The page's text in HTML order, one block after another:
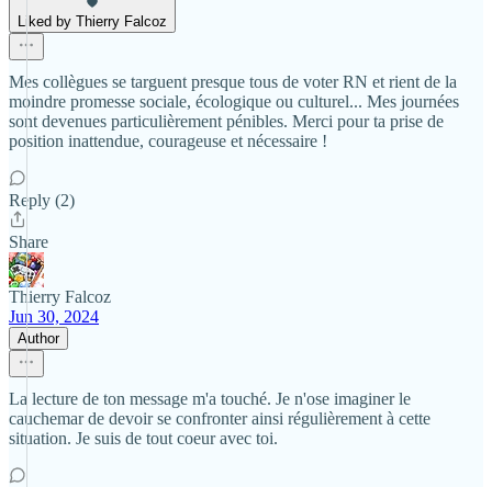
Liked by Thierry Falcoz
Mes collègues se targuent presque tous de voter RN et rient de la
moindre promesse sociale, écologique ou culturel... Mes journées
sont devenues particulièrement pénibles. Merci pour ta prise de
position inattendue, courageuse et nécessaire !
Reply (2)
Share
Thierry Falcoz
Jun 30, 2024
Author
La lecture de ton message m'a touché. Je n'ose imaginer le
cauchemar de devoir se confronter ainsi régulièrement à cette
situation. Je suis de tout coeur avec toi.